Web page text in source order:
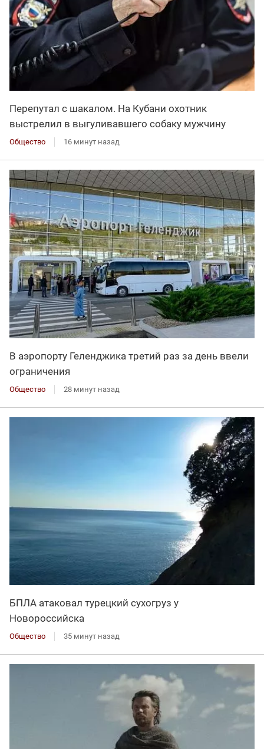
Перепутал с шакалом. На Кубани охотник
выстрелил в выгуливавшего собаку мужчину
Общество 16 минут назад
В аэропорту Геленджика третий раз за день ввели
ограничения
Общество 28 минут назад
БПЛА атаковал турецкий сухогруз у
Новороссийска
Общество 35 минут назад